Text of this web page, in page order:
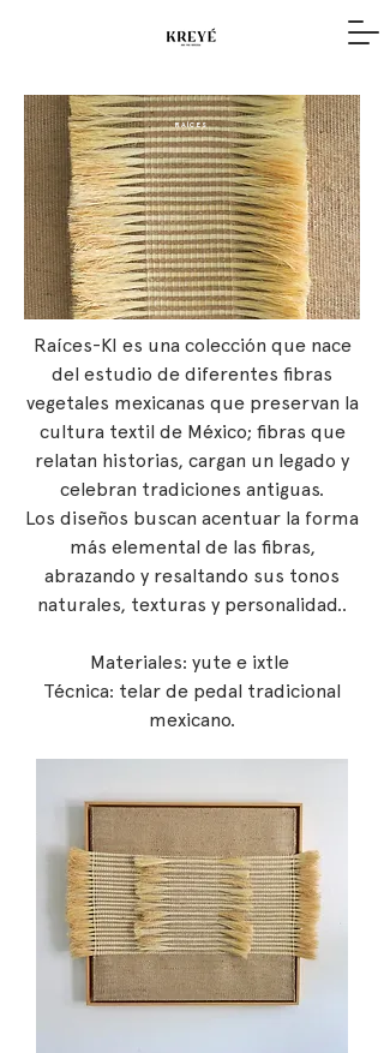
RAÍCES
Raíces-KI es una colección que nace
del estudio de diferentes fibras
vegetales mexicanas que preservan la
cultura textil de México; fibras que
relatan historias, cargan un legado y
celebran tradiciones antiguas.
Los diseños buscan acentuar la forma
más elemental de las fibras,
abrazando y resaltando sus tonos
naturales, texturas y personalidad..
Materiales: yute e ixtle
Técnica: telar de pedal tradicional
mexicano.